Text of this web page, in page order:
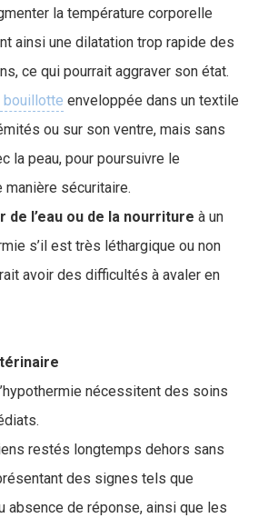
la température corporelle
ainsi une dilatation trop rapide des
ce qui pourrait aggraver son état.
bouillotte enveloppée dans un textile
ou sur son ventre, mais sans
la peau, pour poursuivre le
sécuritaire.
de l’eau ou de la nourriture à un
s’il est très léthargique ou non
avoir des difficultés à avaler en
nécessitent des soins
restés longtemps dehors sans
des signes tels que
absence de réponse, ainsi que les